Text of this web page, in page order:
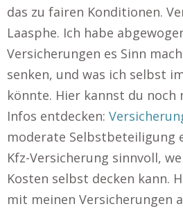
das zu fairen Konditionen.
Laasphe. Ich habe
Versicherungen es Sinn
senken, und was ich selbst
könnte. Hier kannst du noch
Infos entdecken:
moderate Selbstbeteiligung
Kfz-Versicherung sinnvoll,
Kosten selbst decken kann.
mit meinen Versicherungen